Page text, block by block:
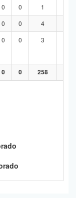
0 0 1
0 0 4
0 0 3
0 0 258